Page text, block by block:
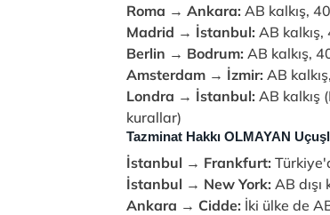
Roma → Ankara: AB kalkış,
Madrid → İstanbul: AB
Berlin → Bodrum: AB kalkış,
Amsterdam → İzmir: AB
Londra → İstanbul: AB kalkış
kurallar)
Tazminat Hakkı OLMAYAN
İstanbul → Frankfurt:
İstanbul → New York: AB dışı
Ankara → Cidde: İki ülke de